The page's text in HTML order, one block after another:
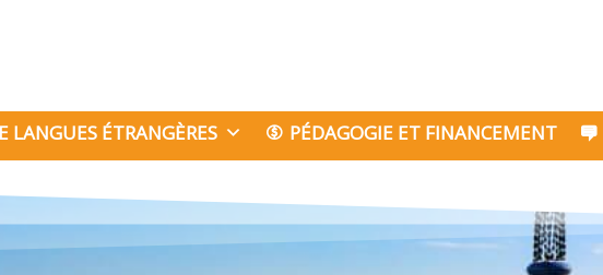
LANGUES ÉTRANGÈRES PÉDAGOGIE ET FINANCEMENT